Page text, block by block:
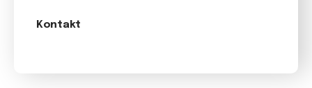
Kontakt